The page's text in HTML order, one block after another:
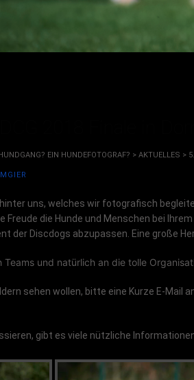
EIN HUNDEFOTOGRAF? >AKTUELLES >
MGIER
uns, welches wir fotografisch
Freude die Hunde und Menschen bei
der Discdogs abzupassen. Eine große
und natürlich an die tolle
sehen wollen, bitte eine Kurze E-Mail
gibt es viele nützliche